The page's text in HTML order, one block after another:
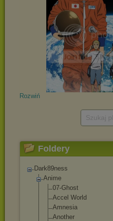
Rozwiń
Foldery
Dark89ness
Anime
07-Ghost
Accel World
Amnesia
Another